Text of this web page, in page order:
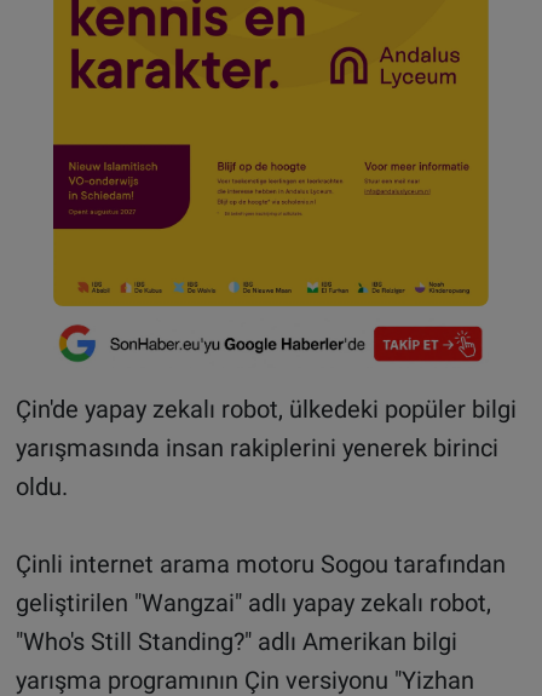
Çin'de yapay zekalı robot, ülkedeki popüler bilgi
yarışmasında insan rakiplerini yenerek birinci
oldu.
Çinli internet arama motoru Sogou tarafından
geliştirilen "Wangzai" adlı yapay zekalı robot,
"Who's Still Standing?" adlı Amerikan bilgi
yarışma programının Çin versiyonu "Yizhan